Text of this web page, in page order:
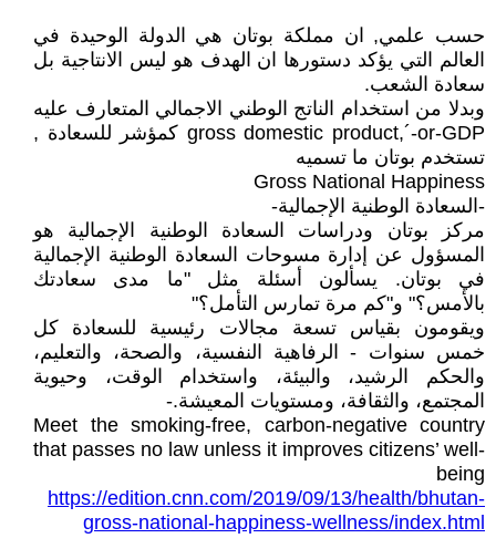
حسب علمي, ان مملكة بوتان هي الدولة الوحيدة في
العالم التي يؤكد دستورها ان الهدف هو ليس الانتاجية بل
سعادة الشعب.
وبدلا من استخدام الناتج الوطني الاجمالي المتعارف عليه
gross domestic product,´-or-GDP كمؤشر للسعادة ,
تستخدم بوتان ما تسميه
Gross National Happiness
-السعادة الوطنية الإجمالية-
مركز بوتان ودراسات السعادة الوطنية الإجمالية هو
المسؤول عن إدارة مسوحات السعادة الوطنية الإجمالية
في بوتان. يسألون أسئلة مثل "ما مدى سعادتك
بالأمس؟" و"كم مرة تمارس التأمل؟"
ويقومون بقياس تسعة مجالات رئيسية للسعادة كل
خمس سنوات - الرفاهية النفسية، والصحة، والتعليم،
والحكم الرشيد، والبيئة، واستخدام الوقت، وحيوية
المجتمع، والثقافة، ومستويات المعيشة.-
Meet the smoking-free, carbon-negative country
that passes no law unless it improves citizens’ well-
being
https://edition.cnn.com/2019/09/13/health/bhutan-
gross-national-happiness-wellness/index.html